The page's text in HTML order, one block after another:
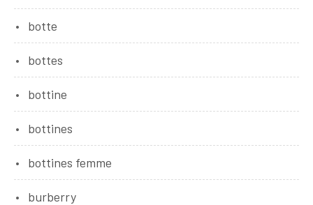
botte
bottes
bottine
bottines
bottines femme
burberry